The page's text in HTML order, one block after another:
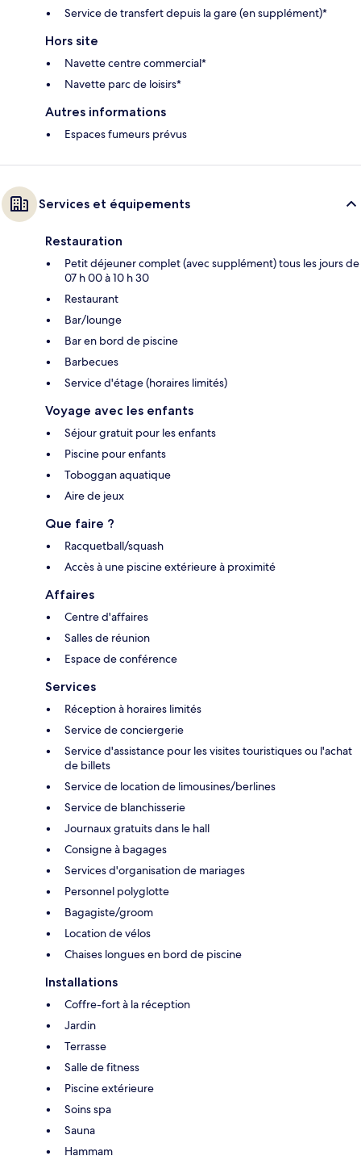
Service de transfert depuis la gare (en supplément)*
Hors site
Navette centre commercial*
Navette parc de loisirs*
Autres informations
Espaces fumeurs prévus
Services et équipements
Restauration
Petit déjeuner complet (avec supplément) tous les jours de
07 h 00 à 10 h 30
Restaurant
Bar/lounge
Bar en bord de piscine
Barbecues
Service d'étage (horaires limités)
Voyage avec les enfants
Séjour gratuit pour les enfants
Piscine pour enfants
Toboggan aquatique
Aire de jeux
Que faire ?
Racquetball/squash
Accès à une piscine extérieure à proximité
Affaires
Centre d'affaires
Salles de réunion
Espace de conférence
Services
Réception à horaires limités
Service de conciergerie
Service d'assistance pour les visites touristiques ou l'achat
de billets
Service de location de limousines/berlines
Service de blanchisserie
Journaux gratuits dans le hall
Consigne à bagages
Services d'organisation de mariages
Personnel polyglotte
Bagagiste/groom
Location de vélos
Chaises longues en bord de piscine
Installations
Coffre-fort à la réception
Jardin
Terrasse
Salle de fitness
Piscine extérieure
Soins spa
Sauna
Hammam